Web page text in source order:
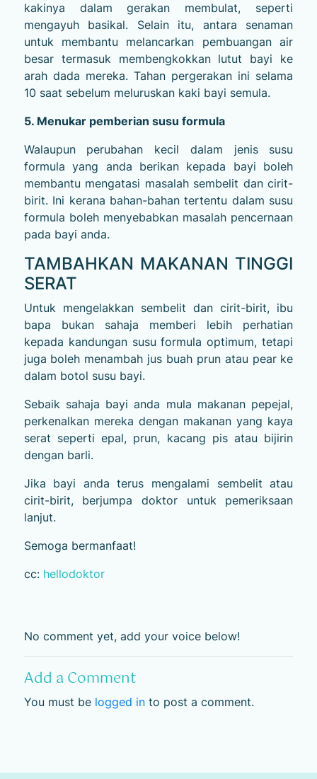
kakinya dalam gerakan membulat, seperti
mengayuh basikal. Selain itu, antara senaman
untuk membantu melancarkan pembuangan air
besar termasuk membengkokkan lutut bayi ke
arah dada mereka. Tahan pergerakan ini selama
10 saat sebelum meluruskan kaki bayi semula.
5. Menukar pemberian susu formula
Walaupun perubahan kecil dalam jenis susu
formula yang anda berikan kepada bayi boleh
membantu mengatasi masalah sembelit dan cirit-
birit. Ini kerana bahan-bahan tertentu dalam susu
formula boleh menyebabkan masalah pencernaan
pada bayi anda.
TAMBAHKAN MAKANAN TINGGI
SERAT
Untuk mengelakkan sembelit dan cirit-birit, ibu
bapa bukan sahaja memberi lebih perhatian
kepada kandungan susu formula optimum, tetapi
juga boleh menambah jus buah prun atau pear ke
dalam botol susu bayi.
Sebaik sahaja bayi anda mula makanan pepejal,
perkenalkan mereka dengan makanan yang kaya
serat seperti epal, prun, kacang pis atau bijirin
dengan barli.
Jika bayi anda terus mengalami sembelit atau
cirit-birit, berjumpa doktor untuk pemeriksaan
lanjut.
Semoga bermanfaat!
cc: hellodoktor
No comment yet, add your voice below!
Add a Comment
You must be logged into post a comment.